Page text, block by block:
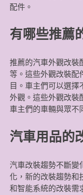
配件。
有哪些推薦
推薦的汽車外觀改裝
等。這些外觀改裝配
目。車主們可以選擇
外觀。這些外觀改裝
車主們的車輛與眾不
汽車用品的
汽車改裝趨勢不斷變
化，新的改裝趨勢和
和智能系統的改裝需